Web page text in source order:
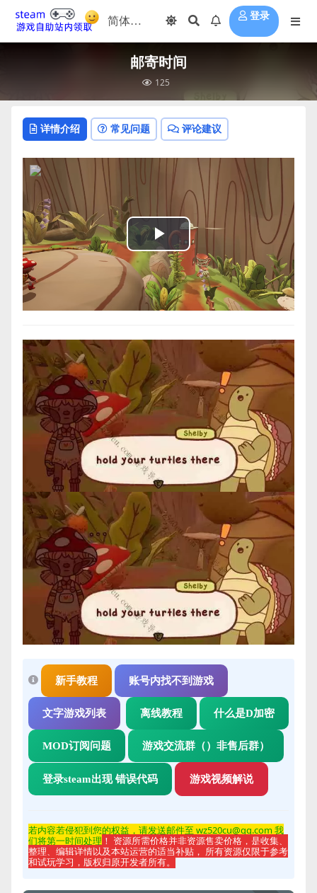
登录
邮寄时间
125
详情介绍 常见问题 评论建议
Play
Video
新手教程 账号内找不到游戏
文字游戏列表 离线教程 什么是D加密
MOD订阅问题 游戏交流群（）非售后群）
登录steam出现 错误代码 游戏视频解说
若内容若侵犯到您的权益，请发送邮件至 wz520cu@qq.com 我
们将第一时间处理 ！ 资源所需价格并非资源售卖价格，是收集、
整理、编辑详情以及本站运营的适当补贴， 所有资源仅限于参考
和试玩学习，版权归原开发者所有。